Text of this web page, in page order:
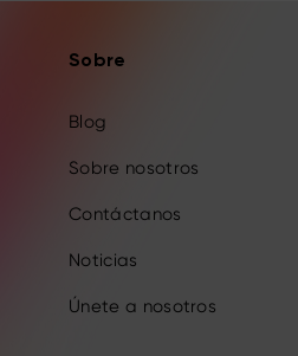
Sobre
Blog
Sobre nosotros
Contáctanos
Noticias
Únete a nosotros